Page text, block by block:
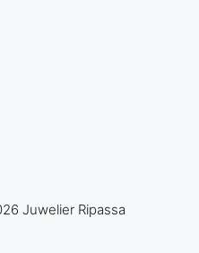
Juwelier Ripassa